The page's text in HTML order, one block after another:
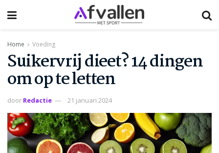
Home Voeding
Suikervrij dieet? 14 dingen
om op te letten
door Redactie 21 januari 2024